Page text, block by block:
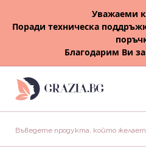
Уважаеми
Поради техническа
Благодарим Ви